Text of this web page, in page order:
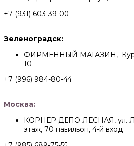
+7 (931) 603-39-00
Зеленоградск:
ФИРМЕННЫЙ МАГАЗИН,
10
+7 (996) 984-80-44
Москва:
КОРНЕР ДЕПО ЛЕСНАЯ, ул.
этаж, 70 павильон, 4-й вход